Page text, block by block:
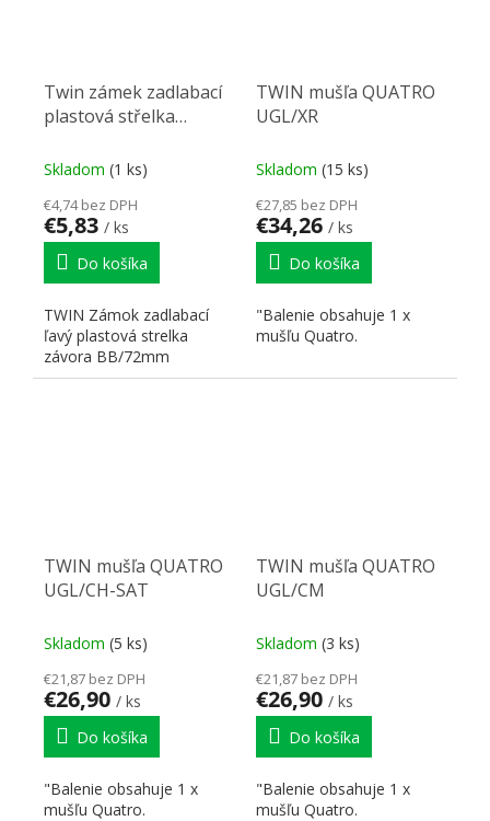
Twin zámek zadlabací
plastová střelka
Skladom (1 ks)
€4,74 bez DPH
€5,83 / ks
Do košíka
TWIN Zámok zadlabací
ľavý plastová strelka
závora BB/72mm
TWIN mušľa QUATRO
UGL/XR
Skladom (15 ks)
€27,85 bez DPH
€34,26 / ks
Do košíka
"Balenie obsahuje 1 x
mušľu Quatro.
TWIN mušľa QUATRO
UGL/CH-SAT
Skladom (5 ks)
€21,87 bez DPH
€26,90 / ks
Do košíka
"Balenie obsahuje 1 x
mušľu Quatro.
TWIN mušľa QUATRO
UGL/CM
Skladom (3 ks)
€21,87 bez DPH
€26,90 / ks
Do košíka
"Balenie obsahuje 1 x
mušľu Quatro.